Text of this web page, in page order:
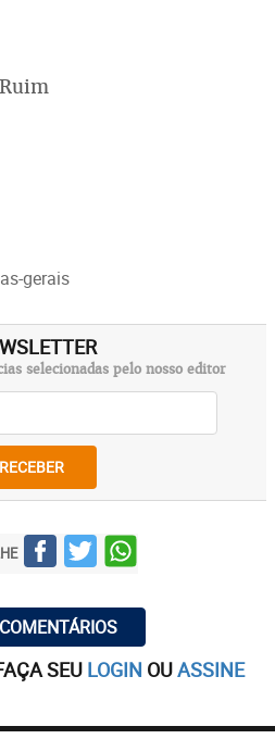
gerais
selecionadas pelo nosso editor
RECEBER
SEU LOGIN OUASSINE